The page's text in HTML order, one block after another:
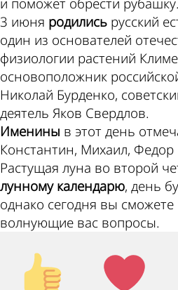
и поможет обрести рубашку.
3 июня родились русский
один из основателей
физиологии растений
основоположник
Николай Бурденко,
деятель Яков Свердлов.
Именины в этот день
Константин, Михаил, Федор
Растущая луна во второй
лунному календарю, день
однако сегодня вы
волнующие вас вопросы.
Палец
вверх!
Лайк!